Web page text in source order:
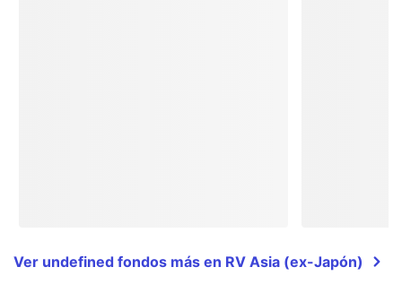
Ver undefined fondos más en RV Asia (ex-Japón)